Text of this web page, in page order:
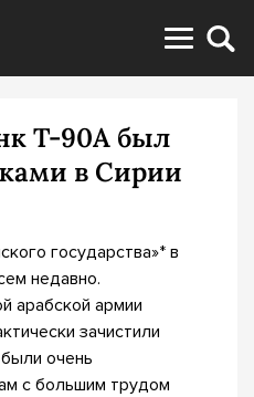
Т-90А был
в Сирии
государства»* в
недавно.
арабской армии
зачистили
очень
с большим трудом